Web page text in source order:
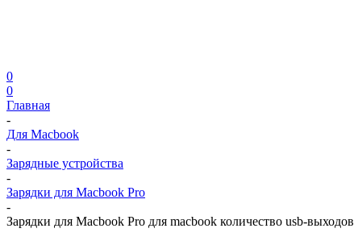
0
0
Главная
-
Для Macbook
-
Зарядные устройства
-
Зарядки для Macbook Pro
-
Зарядки для Macbook Pro для macbook количество usb-выходов